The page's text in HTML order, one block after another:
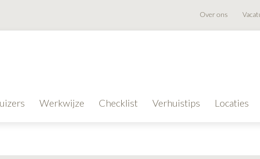
Over ons
Werkwijze Checklist Verhuistips Locaties